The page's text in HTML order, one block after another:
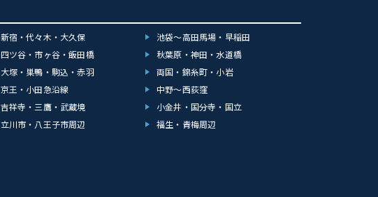
新宿・代々木・大久保
池袋～高田馬場・早稲田
四ツ谷・市ヶ谷・飯田橋
秋葉原・神田・水道橋
大塚・巣鴨・駒込・赤羽
両国・錦糸町・小岩
京王・小田急沿線
中野～西荻窪
吉祥寺・三鷹・武蔵境
小金井・国分寺・国立
立川市・八王子市周辺 福生・青梅周辺